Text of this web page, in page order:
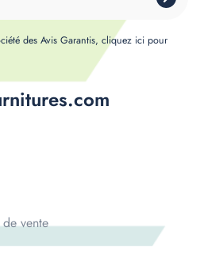
vente
des Avis Garantis, cliquez ici pour